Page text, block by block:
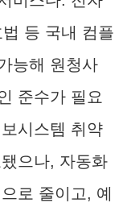
등 국내 컴플
능해 원청사
준수가 필요
시스템 취약
으나, 자동화
로 줄이고, 예